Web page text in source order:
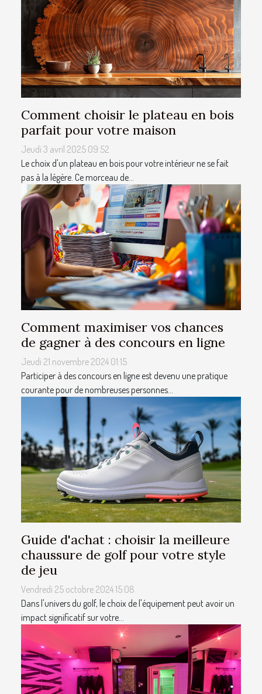
Comment choisir le plateau en bois
parfait pour votre maison
Jeudi 3 avril 2025 09:52
Le choix d'un plateau en bois pour votre intérieur ne se fait
pas à la légère. Ce morceau de...
Comment maximiser vos chances
de gagner à des concours en ligne
Jeudi 21 novembre 2024 01:15
Participer à des concours en ligne est devenu une pratique
courante pour de nombreuses personnes...
Guide d'achat : choisir la meilleure
chaussure de golf pour votre style
de jeu
Vendredi 25 octobre 2024 15:08
Dans l'univers du golf, le choix de l'équipement peut avoir un
impact significatif sur votre...